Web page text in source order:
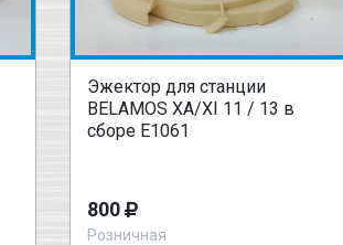
Эжектор для станции
BELAMOS ХА/XI 11 / 13 в
сборе Е1061
800
Розничная